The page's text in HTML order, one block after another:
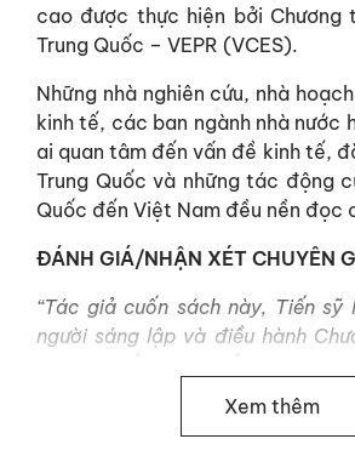
cao được thực hiện bởi Chương
Trung Quốc – VEPR (VCES).
Những nhà nghiên cứu, nhà
kinh tế, các ban ngành nhà nước
ai quan tâm đến vấn đề kinh tế,
Trung Quốc và những tác động
Quốc đến Việt Nam đều nền đọc
ĐÁNH GIÁ/NHẬN XÉT CHUYÊN
“Tác giả cuốn sách này, Tiến sỹ
người sáng lập và điều hành
trong số rất ít những chuyên gia,
Xem thêm